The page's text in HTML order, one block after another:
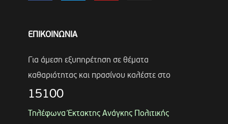
ΕΠΙΚΟΙΝΩΝΙΑ
Για άμεση εξυπηρέτηση σε θέματα
καθαριότητας και πρασίνου καλέστε στο
15100
Τηλέφωνα Έκτακτης Ανάγκης Πολιτικής